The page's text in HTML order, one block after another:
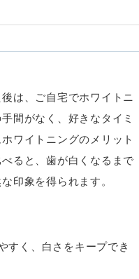
は、ご自宅でホワイトニ
間がなく、好きなタイミ
ワイトニングのメリット
ると、歯が白くなるまで
印象を得られます。
すく、白さをキープでき